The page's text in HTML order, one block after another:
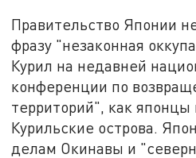
Правительство Японии
фразу "незаконная
Курил на недавней
конференции по
территорий", как
Курильские острова.
делам Окинавы и